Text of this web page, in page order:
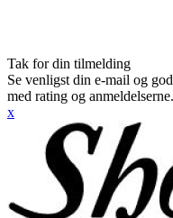
Tak for din tilmelding
Se venligst din e-mail og
med rating og anmeldelserne.
x